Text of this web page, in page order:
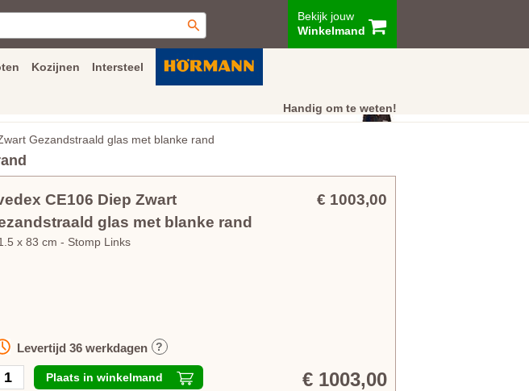
Bekijk jouw
Winkelmand
Kozijnen Intersteel
Handig om te weten!
Klantenservice
Gezandstraald glas met blanke rand
CE106 Diep Zwart
glas met blanke rand
€ 1003,00
x 83 cm - Stomp Links
Plaats in winkelmand
Levertijd 36werkdagen ?
€ 1003,00